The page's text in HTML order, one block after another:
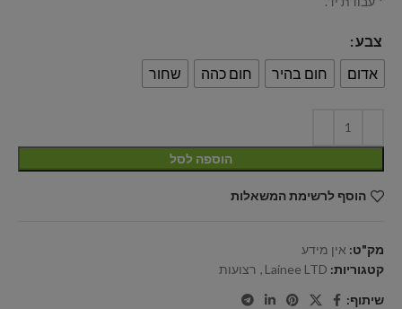
צבע
אדום
חום בהיר חום כהה שחור
הוספה לסל
הוסף לרשימת המשאלות
מק"ט: אין מידע
קטגוריות: Lainee LTD
, רצועות
שיתוף: